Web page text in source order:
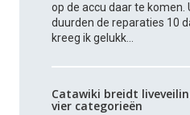
op de accu daar te komen.
duurden de reparaties 10
kreeg ik gelukk...
Catawiki breidt
vier categorieën